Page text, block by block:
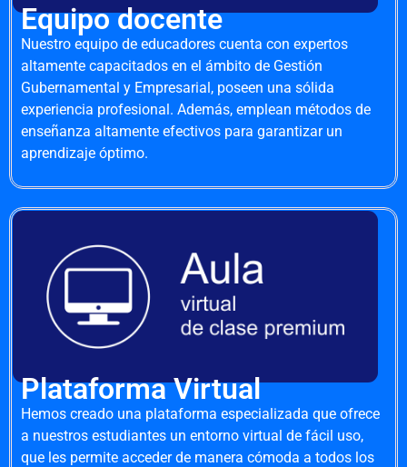
Equipo docente
Nuestro equipo de educadores cuenta con expertos
altamente capacitados en el ámbito de Gestión
Gubernamental y Empresarial, poseen una sólida
experiencia profesional. Además, emplean métodos de
enseñanza altamente efectivos para garantizar un
aprendizaje óptimo.
Plataforma Virtual
Hemos creado una plataforma especializada que ofrece
a nuestros estudiantes un entorno virtual de fácil uso,
que les permite acceder de manera cómoda a todos los